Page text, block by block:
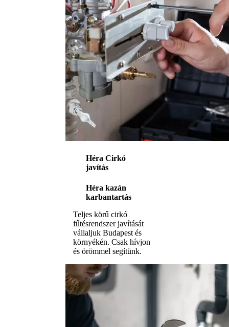
Héra Cirkó
javítás
Héra kazán
karbantartás
Teljes körű cirkó
fűtésrendszer javítását
vállaljuk Budapest és
környékén. Csak hívjon
és örömmel segítünk.